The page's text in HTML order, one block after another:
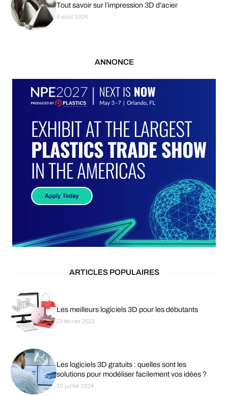
Tout savoir sur l’impression 3D d’acier
4 août 2026
ANNONCE
ARTICLES POPULAIRES
Les meilleurs logiciels 3D pour les débutants
23 février 2023
Les logiciels 3D gratuits : quelles sont les
solutions pour modéliser facilement vos idées ?
30 juillet 2024